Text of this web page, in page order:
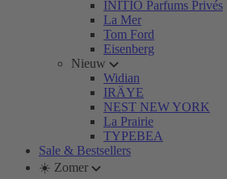
INITIO Parfums Privés
La Mer
Tom Ford
Eisenberg
Nieuw
Widian
IRÄYE
NEST NEW YORK
La Prairie
TYPEBEA
Sale & Bestsellers
☀️ Zomer